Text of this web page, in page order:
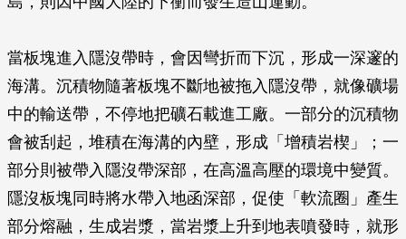
當板塊進入隱沒帶時，會因彎折而下沉，形成一深邃的
海溝。沉積物隨著板塊不斷地被拖入隱沒帶，就像礦場
中的輸送帶，不停地把礦石載進工廠。一部分的沉積物
會被刮起，堆積在海溝的內壁，形成「增積岩楔」；一
部分則被帶入隱沒帶深部，在高溫高壓的環境中變質。
隱沒板塊同時將水帶入地函深部，促使「軟流圈」產生
部分熔融，生成岩漿，當岩漿上升到地表噴發時，就形